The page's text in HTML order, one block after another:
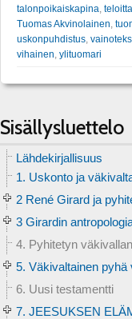
talonpoikaiskapina,
Tuomas Akvinolainen,
uskonpuhdistus,
vihainen, ylituomari
Sisällysluettelo
Lähdekirjallisuus
1. Uskonto ja
2 René Girard ja
3 Girardin
4. Pyhitetyn
5. Väkivaltainen
6. Uusi testamentti
7. JEESUKSEN